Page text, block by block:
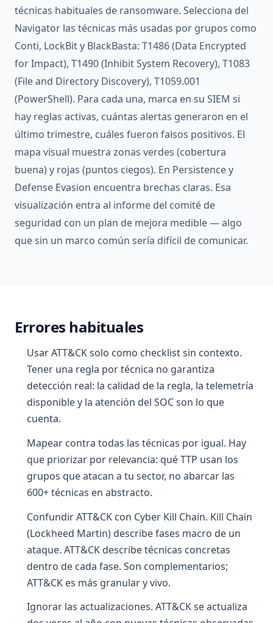
técnicas habituales de ransomware. Selecciona del
Navigator las técnicas más usadas por grupos como
Conti, LockBit y BlackBasta: T1486 (Data Encrypted
for Impact), T1490 (Inhibit System Recovery), T1083
(File and Directory Discovery), T1059.001
(PowerShell). Para cada una, marca en su SIEM si
hay reglas activas, cuántas alertas generaron en el
último trimestre, cuáles fueron falsos positivos. El
mapa visual muestra zonas verdes (cobertura
buena) y rojas (puntos ciegos). En Persistence y
Defense Evasion encuentra brechas claras. Esa
visualización entra al informe del comité de
seguridad con un plan de mejora medible — algo
que sin un marco común sería difícil de comunicar.
Errores habituales
Usar ATT&CK solo como checklist sin contexto.
Tener una regla por técnica no garantiza
detección real: la calidad de la regla, la telemetría
disponible y la atención del SOC son lo que
cuenta.
Mapear contra todas las técnicas por igual. Hay
que priorizar por relevancia: qué TTP usan los
grupos que atacan a tu sector, no abarcar las
600+ técnicas en abstracto.
Confundir ATT&CK con Cyber Kill Chain. Kill Chain
(Lockheed Martin) describe fases macro de un
ataque. ATT&CK describe técnicas concretas
dentro de cada fase. Son complementarios;
ATT&CK es más granular y vivo.
Ignorar las actualizaciones. ATT&CK se actualiza